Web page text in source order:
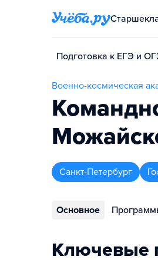
Подготовка к ЕГЭ и
Военно-космическая
Санкт-Петербург
Основное
Ключевые